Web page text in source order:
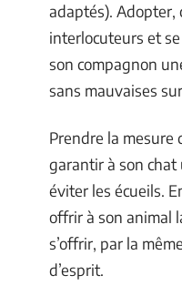
adaptés). Adopter,
interlocuteurs et
son compagnon
sans mauvaises
Prendre la mesure
garantir à son
éviter les écueils.
offrir à son animal
s’offrir, par la
d’esprit.